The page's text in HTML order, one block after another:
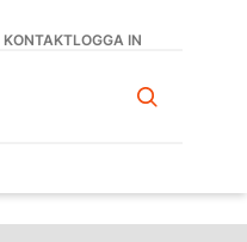
KONTAKTLOGGA IN